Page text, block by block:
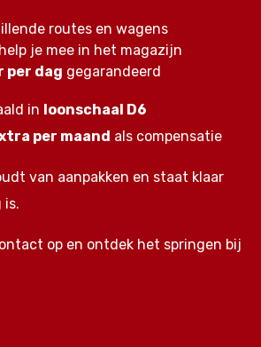
routes en wagens
je mee in het magazijn
per dag gegarandeerd
in loonschaal D6
per maand als compensatie
van aanpakken en staat klaar
is.
op en ontdek het springen bij